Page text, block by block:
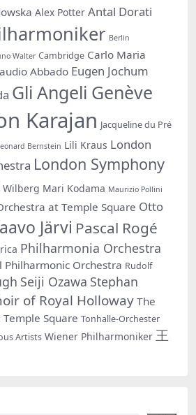
Alex Potter Antal Dorati
Berlin
Walter Cambridge Carlo Maria
Abbado Eugen Jochum
Gli Angeli Genève
Karajan Jacqueline du Pré
Bernstein Lili Kraus London
London Symphony
Wilberg Mari Kodama Maurizio Pollini
at Temple Square Otto
Järvi Pascal Rogé
Philharmonia Orchestra
Philharmonic Orchestra Rudolf
Seiji Ozawa Stephan
of Royal Holloway The
Square Tonhalle-Orchester
Artists Wiener Philharmoniker 王